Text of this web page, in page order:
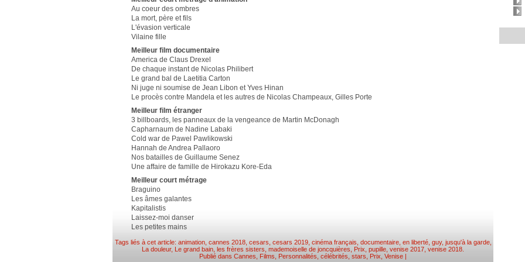
Au coeur des ombres
La mort, père et fils
L'évasion verticale
Vilaine fille
Meilleur film documentaire
America de Claus Drexel
De chaque instant de Nicolas Philibert
Le grand bal de Laetitia Carton
Ni juge ni soumise de Jean Libon et Yves Hinan
Le procès contre Mandela et les autres de Nicolas Champeaux, Gilles Porte
Meilleur film étranger
3 billboards, les panneaux de la vengeance de Martin McDonagh
Capharnaum de Nadine Labaki
Cold war de Pawel Pawlikowski
Hannah de Andrea Pallaoro
Nos batailles de Guillaume Senez
Une affaire de famille de Hirokazu Kore-Eda
Meilleur court métrage
Braguino
Les âmes galantes
Kapitalistis
Laissez-moi danser
Les petites mains
Tags liés à cet article: animation, cannes 2018, cesars cesars 2019, cinéma français documentaire, en liberté, guy, jusqu'à la garde,
La douleur, Le grand bain les frères sisters mademoiselle de joncquières Prix pupille venise 2017 venise 2018
Publié dans Cannes Films Personnalités, célébrités, stars Prix Venise |